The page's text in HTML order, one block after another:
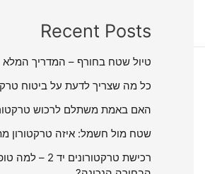
Recent Posts
טיול שטח בחורף – המדריך המלא
כל מה שצריך לדעת על ביטוח
האם באמת משתלם לרכוש
שטח מול חשמל: איזה טרקטורון
רכישת טרקטורונים